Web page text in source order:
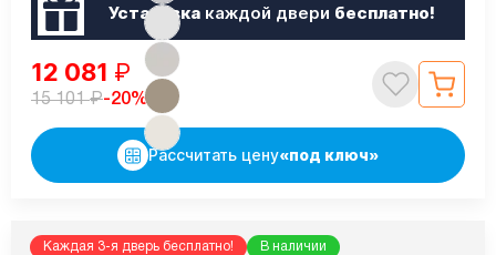
Установкакаждой двери бесплатно!
12 081 ₽
15 101₽-20%
Рассчитать цену«под ключ»
Каждая 3-я дверь бесплатно! В наличии